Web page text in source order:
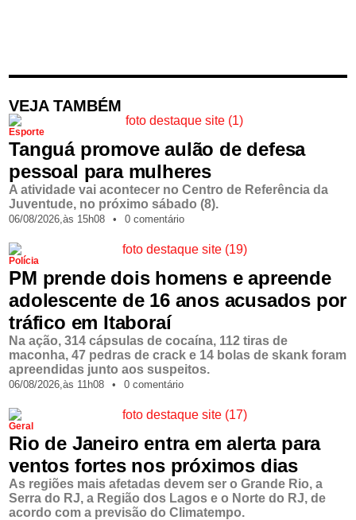
VEJA TAMBÉM
Esporte
Tanguá promove aulão de defesa
pessoal para mulheres
A atividade vai acontecer no Centro de Referência da
Juventude, no próximo sábado (8).
06/08/2026,às 15h08 • 0 comentário
Polícia
PM prende dois homens e apreende
adolescente de 16 anos acusados por
tráfico em Itaboraí
Na ação, 314 cápsulas de cocaína, 112 tiras de
maconha, 47 pedras de crack e 14 bolas de skank foram
apreendidas junto aos suspeitos.
06/08/2026,às 11h08 • 0 comentário
Geral
Rio de Janeiro entra em alerta para
ventos fortes nos próximos dias
As regiões mais afetadas devem ser o Grande Rio, a
Serra do RJ, a Região dos Lagos e o Norte do RJ, de
acordo com a previsão do Climatempo.